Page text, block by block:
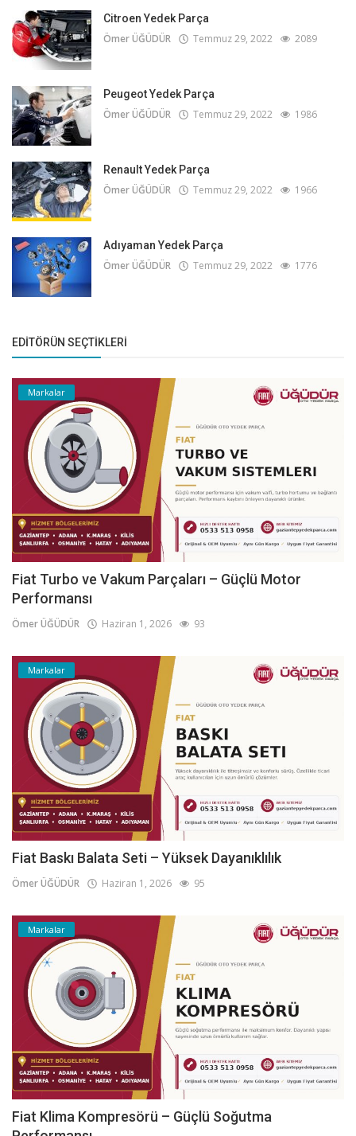
Citroen Yedek Parça
Ömer ÜĞÜDÜR Temmuz 29, 2022 2089
Peugeot Yedek Parça
Ömer ÜĞÜDÜR Temmuz 29, 2022 1986
Renault Yedek Parça
Ömer ÜĞÜDÜR Temmuz 29, 2022 1966
Adıyaman Yedek Parça
Ömer ÜĞÜDÜR Temmuz 29, 2022 1776
EDITÖRÜN SEÇTIKLERI
Markalar
Fiat Turbo ve Vakum Parçaları – Güçlü Motor
Performansı
Ömer ÜĞÜDÜR Haziran 1, 2026 93
Markalar
Fiat Baskı Balata Seti – Yüksek Dayanıklılık
Ömer ÜĞÜDÜR Haziran 1, 2026 95
Markalar
Fiat Klima Kompresörü – Güçlü Soğutma